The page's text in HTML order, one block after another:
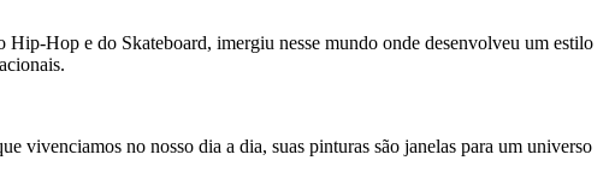
Hop e do Skateboard, imergiu nesse mundo onde desenvolveu um estilo
vivenciamos no nosso dia a dia, suas pinturas são janelas para um universo